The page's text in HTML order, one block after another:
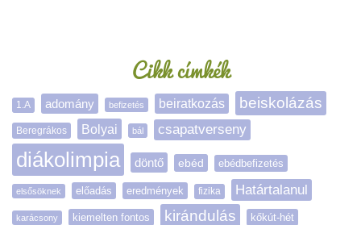
Cikk címkék
1.A adomány befizetés beiratkozás beiskolázás
Beregrákos Bolyai bál csapatverseny
diákolimpia döntő ebéd ebédbefizetés
elsősöknek előadás eredmények fizika Határtalanul
karácsony kiemelten fontos kirándulás kőkút-hét